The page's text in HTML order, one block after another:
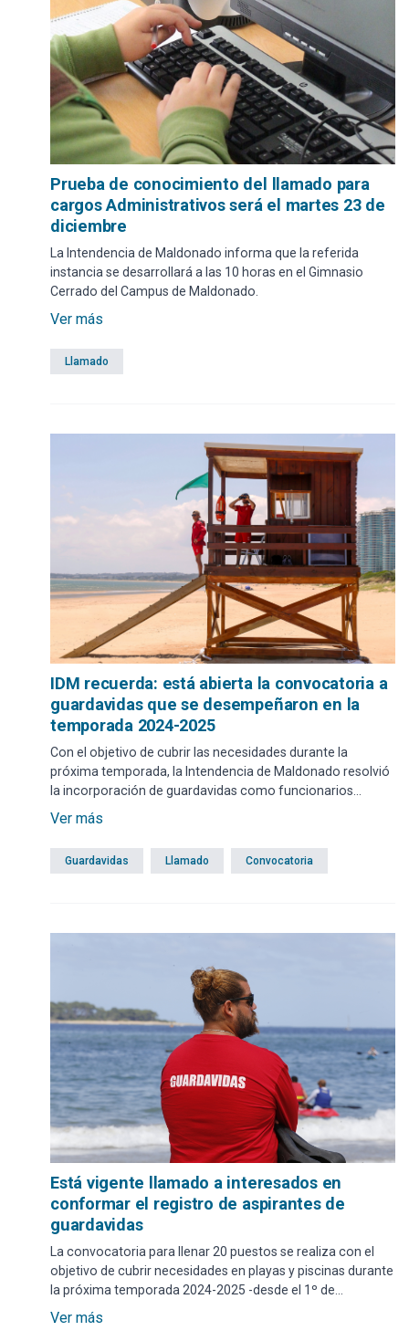
Prueba de conocimiento del llamado para
cargos Administrativos será el martes 23 de
diciembre
La Intendencia de Maldonado informa que la referida
instancia se desarrollará a las 10 horas en el Gimnasio
Cerrado del Campus de Maldonado.
Ver más
Llamado
IDM recuerda: está abierta la convocatoria a
guardavidas que se desempeñaron en la
temporada 2024-2025
Con el objetivo de cubrir las necesidades durante la
próxima temporada, la Intendencia de Maldonado resolvió
la incorporación de guardavidas como funcionarios
contratados zafrales a tiempo parcial, por el período
Ver más
Guardavidas Llamado Convocatoria
Está vigente llamado a interesados en
conformar el registro de aspirantes de
guardavidas
La convocatoria para llenar 20 puestos se realiza con el
objetivo de cubrir necesidades en playas y piscinas durante
la próxima temporada 2024-2025 -desde el 1º de
diciembre al 31 de marzo, y del 11 de abril al 20 de abril- en
Ver más